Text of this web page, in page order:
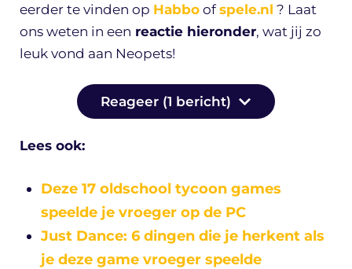
eerder te vinden op Habbo ofspele.nl ? Laat
ons weten in een reactie hieronder, wat jij zo
leuk vond aan Neopets!
Reageer (1 bericht)
Lees ook:
Deze 17 oldschool tycoon games
speelde je vroeger op de PC
Just Dance: 6 dingen die je herkent als
je deze game vroeger speelde